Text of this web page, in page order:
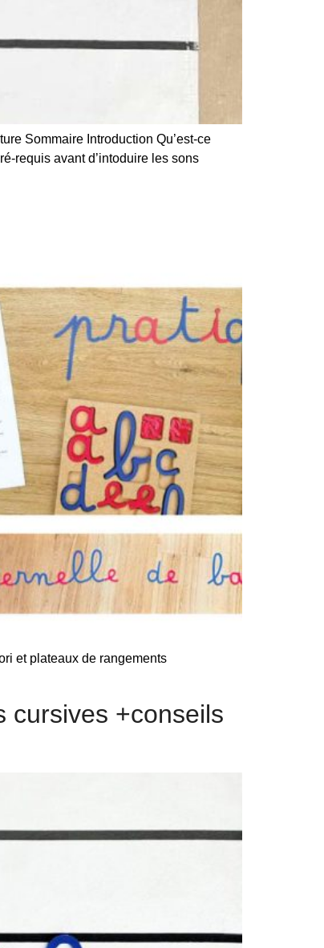
Sommaire Introduction Qu’est-ce
requis avant d’intoduire les sons
et plateaux de rangements
cursives +conseils